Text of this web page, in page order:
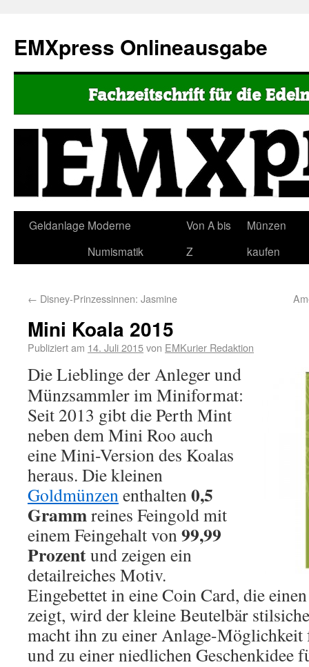
EMXpress Onlineausgabe
Geldanlage Moderne
Numismatik
Von A bis
Z
Münzen
kaufen
← Disney-Prinzessinnen: Jasmine
Mini Koala 2015
Publiziert am 14. Juli 2015von EMKurier Redaktion
Die Lieblinge der Anleger und
Münzsammler im Miniformat:
Seit 2013 gibt die Perth Mint
neben dem Mini Roo auch
eine Mini-Version des Koalas
heraus. Die kleinen
Goldmünzenenthalten0,5
Grammreines Feingold mit
einem Feingehalt von99,99
Prozentund zeigen ein
detailreiches Motiv.
Eingebettet in eine Coin Card, die
zeigt, wird der kleine Beutelbär
macht ihn zu einer Anlage-Möglichkeit
und zu einer niedlichen Geschenkidee